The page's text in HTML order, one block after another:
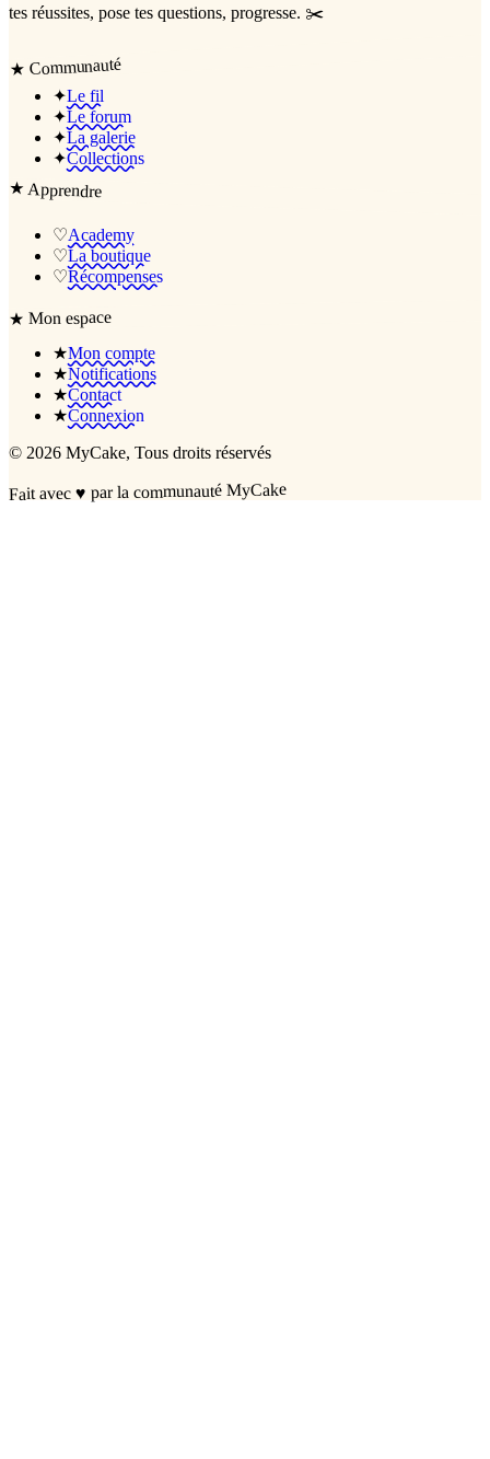
tes réussites, pose tes questions, progresse. ✂️
★ Communauté
✦Le fil
✦Le forum
✦La galerie
✦Collections
★Apprendre
♡Academy
♡La boutique
♡Récompenses
★Mon espace
★Mon compte
★Notifications
★Contact
★Connexion
© 2026 MyCake, Tous droits réservés
Fait avec♥ par la communauté MyCake